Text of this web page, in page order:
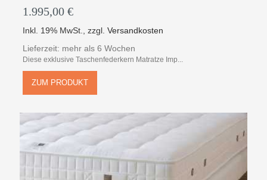
1.995,00 €
Inkl. 19% MwSt.,zzgl.Versandkosten
Lieferzeit: mehr als 6 Wochen
Diese exklusive Taschenfederkern Matratze Imp...
ZUM PRODUKT